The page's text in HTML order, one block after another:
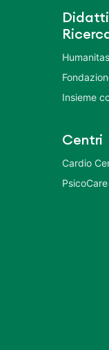
Insieme
Centri
Cardio
PsicoCare